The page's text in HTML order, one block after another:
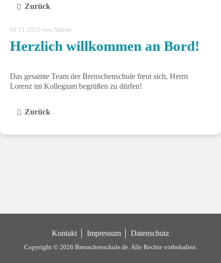
Zurück
02.11.2022 von Admin
Herzlich willkommen an Bord!
Das gesamte Team der Brenschenschule freut sich, Herrn
Lorenz im Kollegium begrüßen zu dürfen!
Zurück
Copyright © 2026 Brenschenschule.de.Alle Rechte vorbehalten.
Kontakt Impressum Datenschutz